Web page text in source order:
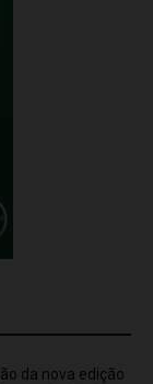
da nova edição